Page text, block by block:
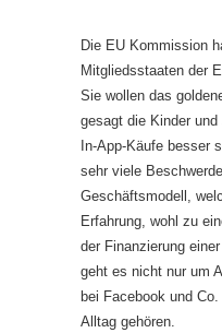
Die EU Kommission
Mitgliedsstaaten der
Sie wollen das
gesagt die Kinder
In-App-Käufe besser
sehr viele
Geschäftsmodell,
Erfahrung, wohl zu
der Finanzierung
geht es nicht nur um
bei Facebook und
Alltag gehören.